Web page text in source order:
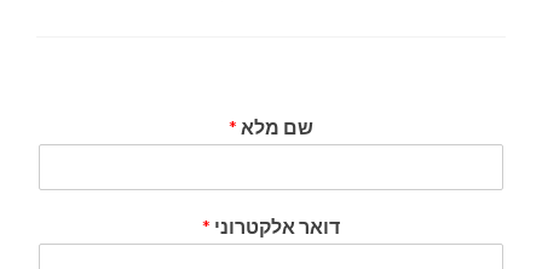
שם מלא *
דואר אלקטרוני *